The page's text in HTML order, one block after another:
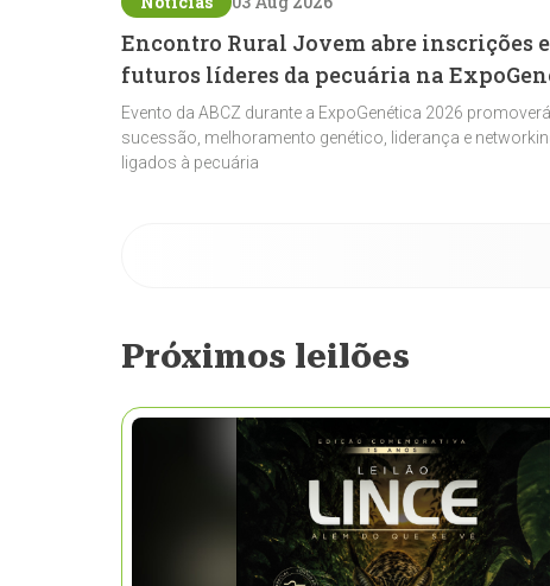
Encontro Rural Jovem abre inscrições
futuros líderes da pecuária na
Evento da ABCZ durante a ExpoGenética 2026
sucessão, melhoramento genético, liderança e
ligados à pecuária
Próximos leilões